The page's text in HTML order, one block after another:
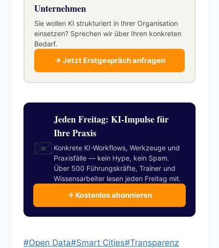
Unternehmen
Sie wollen KI strukturiert in Ihrer Organisation
einsetzen? Sprechen wir über Ihren konkreten
Bedarf.
→ Jetzt Erstgespräch anfragen
✉️
Jeden Freitag: KI-Impulse für
Ihre Praxis
Konkrete KI-Workflows, Werkzeuge und
Praxisfälle — kein Hype, kein Spam.
Über 500 Führungskräfte, Trainer und
Wissensarbeiter lesen jeden Freitag mit.
→ Kostenlos abonnieren
Schlagworte:
#Open Data#Smart Cities#Transparenz